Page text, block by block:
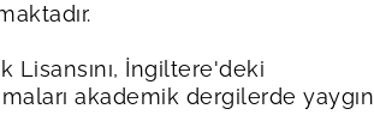
İngiltere'deki
akademik dergilerde yaygın